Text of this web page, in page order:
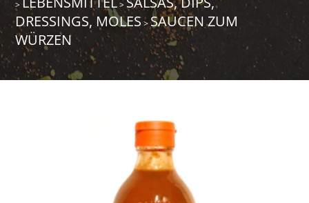
> >
DRESSINGS, MOLES >SAUCEN ZUM
WÜRZEN